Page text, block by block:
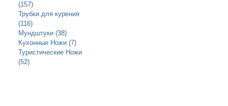
(157)
Трубки для курения
(116)
Мундштуки (38)
Кухонные Ножи (7)
Туристические Ножи
(52)